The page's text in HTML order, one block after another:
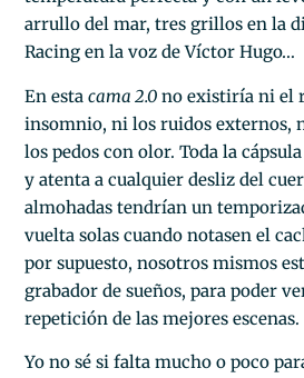
arrullo del mar, tres grillos en la
Racing en la voz de Víctor Hugo…
En estacama 2.0 no existiría ni el
insomnio, ni los ruidos externos,
los pedos con olor. Toda la
y atenta a cualquier desliz del
almohadas tendrían un
vuelta solas cuando notasen el
por supuesto, nosotros mismos
grabador de sueños, para poder
repetición de las mejores escenas.
Yo no sé si falta mucho o poco